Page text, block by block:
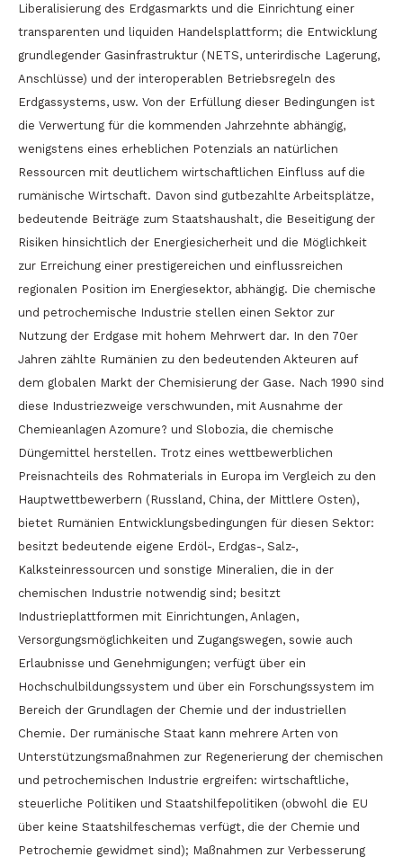
Liberalisierung des Erdgasmarkts und die Einrichtung einer
transparenten und liquiden Handelsplattform; die Entwicklung
grundlegender Gasinfrastruktur (NETS, unterirdische Lagerung,
Anschlüsse) und der interoperablen Betriebsregeln des
Erdgassystems, usw. Von der Erfüllung dieser Bedingungen ist
die Verwertung für die kommenden Jahrzehnte abhängig,
wenigstens eines erheblichen Potenzials an natürlichen
Ressourcen mit deutlichem wirtschaftlichen Einfluss auf die
rumänische Wirtschaft. Davon sind gutbezahlte Arbeitsplätze,
bedeutende Beiträge zum Staatshaushalt, die Beseitigung der
Risiken hinsichtlich der Energiesicherheit und die Möglichkeit
zur Erreichung einer prestigereichen und einflussreichen
regionalen Position im Energiesektor, abhängig. Die chemische
und petrochemische Industrie stellen einen Sektor zur
Nutzung der Erdgase mit hohem Mehrwert dar. In den 70er
Jahren zählte Rumänien zu den bedeutenden Akteuren auf
dem globalen Markt der Chemisierung der Gase. Nach 1990 sind
diese Industriezweige verschwunden, mit Ausnahme der
Chemieanlagen Azomure? und Slobozia, die chemische
Düngemittel herstellen. Trotz eines wettbewerblichen
Preisnachteils des Rohmaterials in Europa im Vergleich zu den
Hauptwettbewerbern (Russland, China, der Mittlere Osten),
bietet Rumänien Entwicklungsbedingungen für diesen Sektor:
besitzt bedeutende eigene Erdöl-, Erdgas-, Salz-,
Kalksteinressourcen und sonstige Mineralien, die in der
chemischen Industrie notwendig sind; besitzt
Industrieplattformen mit Einrichtungen, Anlagen,
Versorgungsmöglichkeiten und Zugangswegen, sowie auch
Erlaubnisse und Genehmigungen; verfügt über ein
Hochschulbildungssystem und über ein Forschungssystem im
Bereich der Grundlagen der Chemie und der industriellen
Chemie. Der rumänische Staat kann mehrere Arten von
Unterstützungsmaßnahmen zur Regenerierung der chemischen
und petrochemischen Industrie ergreifen: wirtschaftliche,
steuerliche Politiken und Staatshilfepolitiken (obwohl die EU
über keine Staatshilfeschemas verfügt, die der Chemie und
Petrochemie gewidmet sind); Maßnahmen zur Verbesserung